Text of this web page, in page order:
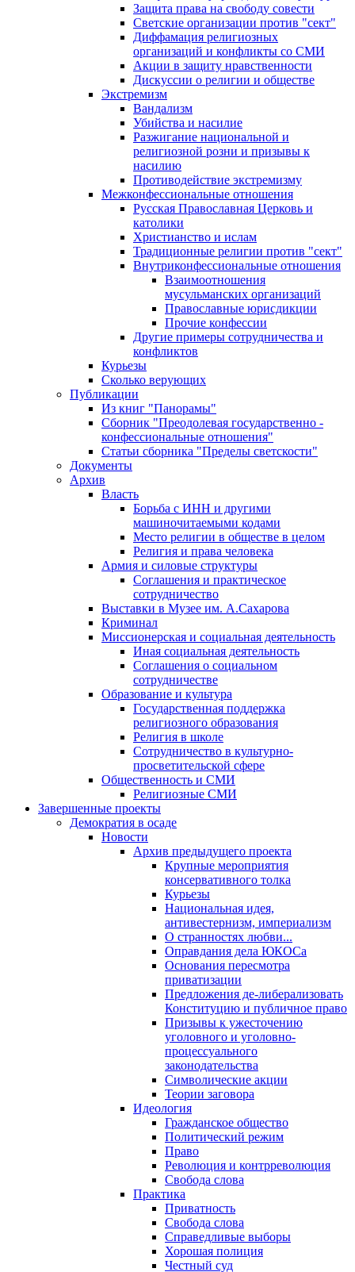
Защита права на свободу совести
Светские организации против "сект"
Диффамация религиозных
организаций и конфликты со СМИ
Акции в защиту нравственности
Дискуссии о религии и обществе
Экстремизм
Вандализм
Убийства и насилие
Разжигание национальной и
религиозной розни и призывы к
насилию
Противодействие экстремизму
Межконфессиональные отношения
Русская Православная Церковь и
католики
Христианство и ислам
Традиционные религии против "сект"
Внутриконфессиональные отношения
Взаимоотношения
мусульманских организаций
Православные юрисдикции
Прочие конфессии
Другие примеры сотрудничества и
конфликтов
Курьезы
Сколько верующих
Публикации
Из книг "Панорамы"
Сборник "Преодолевая государственно -
конфессиональные отношения"
Статьи сборника "Пределы светскости"
Документы
Архив
Власть
Борьба с ИНН и другими
машиночитаемыми кодами
Место религии в обществе в целом
Религия и права человека
Армия и силовые структуры
Соглашения и практическое
сотрудничество
Выставки в Музее им. А.Сахарова
Криминал
Миссионерская и социальная деятельность
Иная социальная деятельность
Соглашения о социальном
сотрудничестве
Образование и культура
Государственная поддержка
религиозного образования
Религия в школе
Сотрудничество в культурно-
просветительской сфере
Общественность и СМИ
Религиозные СМИ
Завершенные проекты
Демократия в осаде
Новости
Архив предыдущего проекта
Крупные мероприятия
консервативного толка
Курьезы
Национальная идея,
антивестернизм, империализм
О странностях любви...
Оправдания дела ЮКОСа
Основания пересмотра
приватизации
Предложения де-либерализовать
Конституцию и публичное право
Призывы к ужесточению
уголовного и уголовно-
процессуального
законодательства
Символические акции
Теории заговора
Идеология
Гражданское общество
Политический режим
Право
Революция и контрреволюция
Свобода слова
Практика
Приватность
Свобода слова
Справедливые выборы
Хорошая полиция
Честный суд